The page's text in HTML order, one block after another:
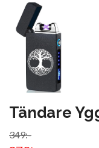
Tändare
349:-